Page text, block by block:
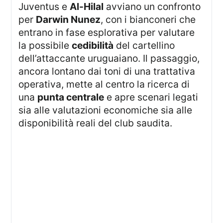
Juventus eAl-Hilal avviano un confronto
per Darwin Nunez, con i bianconeri che
entrano in fase esplorativa per valutare
la possibilecedibilità del cartellino
dell’attaccante uruguaiano. Il passaggio,
ancora lontano dai toni di una trattativa
operativa, mette al centro la ricerca di
una punta centrale e apre scenari legati
sia alle valutazioni economiche sia alle
disponibilità reali del club saudita.